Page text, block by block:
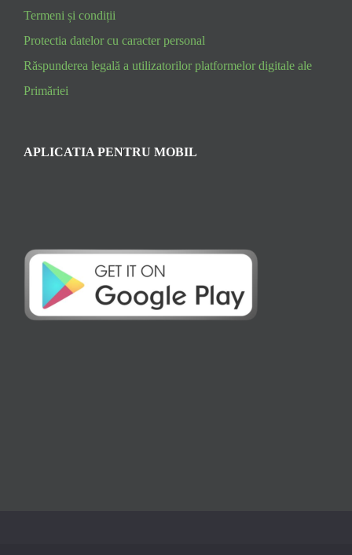
Termeni și condiții
Protectia datelor cu caracter personal
Răspunderea legală a utilizatorilor platformelor digitale ale
Primăriei
APLICATIA PENTRU MOBIL